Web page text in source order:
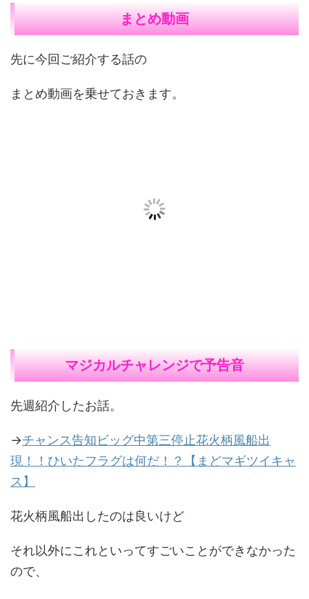
まとめ動画
先に今回ご紹介する話の
まとめ動画を乗せておきます。
マジカルチャレンジで予告音
先週紹介したお話。
→チャンス告知ビッグ中第三停止花火柄風船出
現！！ひいたフラグは何だ！？【まどマギツイキャ
ス】
花火柄風船出したのは良いけど
それ以外にこれといってすごいことができなかった
ので、